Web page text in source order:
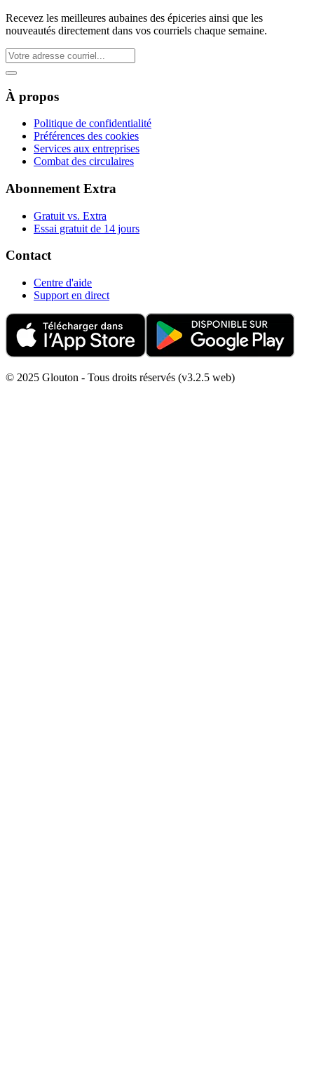
Recevez les meilleures aubaines des épiceries ainsi que les
nouveautés directement dans vos courriels chaque semaine.
À propos
Politique de confidentialité
Préférences des cookies
Services aux entreprises
Combat des circulaires
Abonnement Extra
Gratuit vs. Extra
Essai gratuit de 14 jours
Contact
Centre d'aide
Support en direct
© 2025 Glouton - Tous droits réservés (v3.2.5 web)